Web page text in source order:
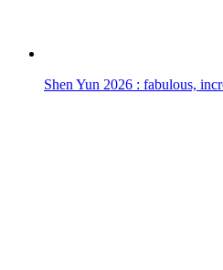
Shen Yun 2026 : fabulous,